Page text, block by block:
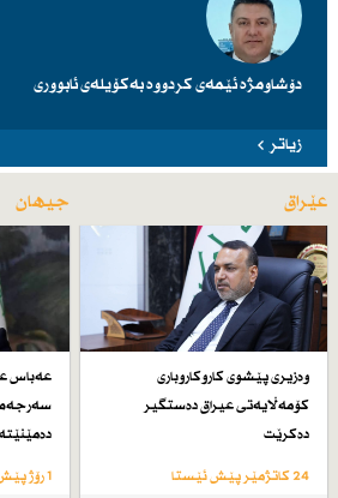
دۆشاومژە ئێمەی کردووە بەکۆیلەی ئابووری
زیاتر
عێراق
وەزیری پێشوی كاروكاروباری
كۆمەڵایەتی عیراق دەستگیر
دەكرێت
24 کاتژمێر پێش ئێستا
جیهان
عەباس
سەرجەم
1 رۆژ پێش ئێستا